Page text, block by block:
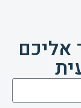
אליכם